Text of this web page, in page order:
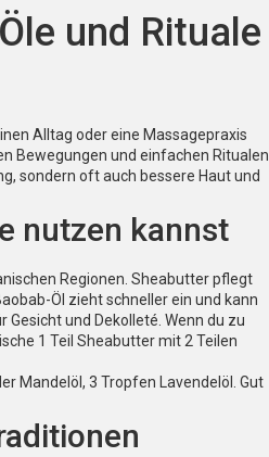
und Rituale
Alltag oder eine Massagepraxis
Bewegungen und einfachen Ritualen
sondern oft auch bessere Haut und
nutzen kannst
Regionen. Sheabutter pflegt
Öl zieht schneller ein und kann
und Dekolleté. Wenn du zu
1 Teil Sheabutter mit 2 Teilen
Mandelöl, 3 Tropfen Lavendelöl. Gut